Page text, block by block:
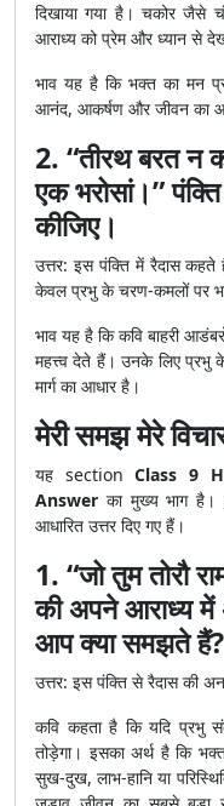
दिखाया गया है। चकोर जैसे
आराध्य को प्रेम और ध्यान से
भाव यह है कि भक्त का मन
आनंद, आकर्षण और जीवन का
2. “तीरथ बरत
एक भरोसां।”
कीजिए।
उत्तर: इस पंक्ति में रैदास कहते
केवल प्रभु के चरण-कमलों पर
भाव यह है कि कवि बाहरी
महत्त्व देते हैं। उनके लिए प्रभु के
मार्ग का आधार है।
मेरी समझ मेरे
यह sectionClass 9
Answer का मुख्य भाग है।
आधारित उत्तर दिए गए हैं।
1. “जो तुम तोरौ
की अपने आराध्य में
आप क्या समझते हैं?
उत्तर: इस पंक्ति से रैदास की
कवि कहता है कि यदि प्रभु
तोड़ेगा। इसका अर्थ है कि
सुख-दुख, लाभ-हानि या